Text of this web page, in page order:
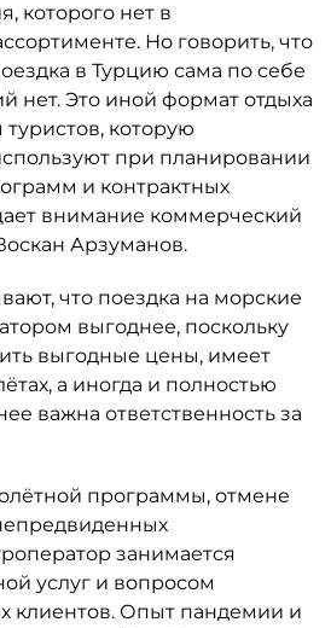
которого нет в
Но говорить, что
в Турцию сама по себе
нет. Это иной формат отдыха
туристов, которую
при планировании
и контрактных
внимание коммерческий
Арзуманов.
что поездка на морские
выгоднее, поскольку
выгодные цены, имеет
а иногда и полностью
важна ответственность за
программы, отмене
занимается
услуг и вопросом
клиентов. Опыт пандемии и